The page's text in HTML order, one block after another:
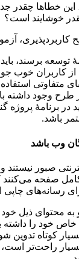
این خطاها چقدر
خوشایند است؟
کاربردپذیری،
برسند،
از کاربران
متفاوتی
طرح وجود داشته
در برنامۀ پروژه
باشد.
وب باشد
صبور
صفحه می‌کنند
رسانه‌های
و به محتوای ذیل
خاص خود را داشته
خوب است. فضای اطراف بند نیز
راحت‌تر است، از